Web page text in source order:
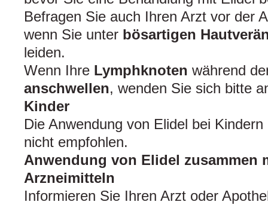
Befragen Sie auch Ihren Arzt vor der
wenn Sie unter bösartigen
leiden.
Wenn Ihre Lymphknoten während
anschwellen, wenden Sie sich bitte
Kinder
Die Anwendung von Elidel bei
nicht empfohlen.
Anwendung von Elidel zusammen
Arzneimitteln
Informieren Sie Ihren Arzt oder